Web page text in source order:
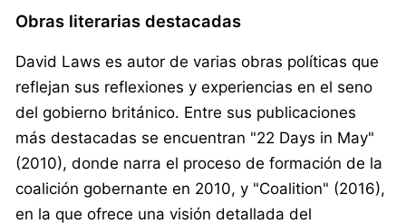
Obras literarias destacadas
David Laws es autor de varias obras políticas que
reflejan sus reflexiones y experiencias en el seno
del gobierno británico. Entre sus publicaciones
más destacadas se encuentran "22 Days in May"
(2010), donde narra el proceso de formación de la
coalición gobernante en 2010, y "Coalition" (2016),
en la que ofrece una visión detallada del